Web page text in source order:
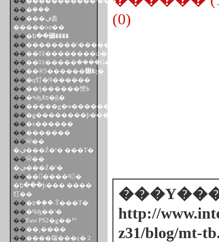
(0)
http://
z31/blog/mt-
���ܴ���
�����ڥ졼
�����ȯư��
���ե��꡼����
����������ˤ�����
����ʬž��������ȸ�����
����ʬž�����ܲ����Ǥ�
����®5������᡼�ȥ�
���ɥ饤�֤Ϥ������
����ǯ������㤤ʪ
��
�ߤʤȺפ�βֲ�
�������ǥ�ѡ���������ˤ�
���ǥ��������ƥ����ˤΥ���
���ɤ������
���������
��Ŵ��
�ڥ���Ź�ˤ� ���Τ�
��Ŵ��
�ڥ���Ź�ˤ�
����󥹥����ϥ󥿡�
�ե���ƥ��� ����
饤��
��
�פ��֤�˴Ť���Τ�
���Ϥʤ֤��ˤ�
��Fate PS2�ǥ��ꥢ
����¸����
������䥹���ȥ� 2